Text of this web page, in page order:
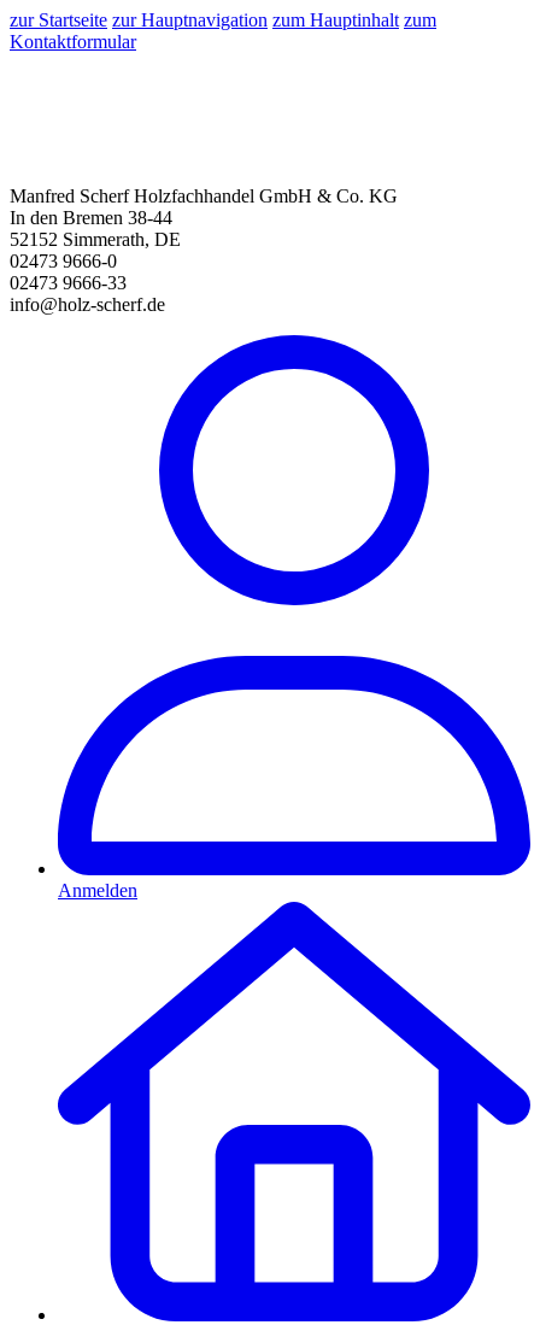
zur Startseite zur Hauptnavigation zum Hauptinhalt zum
Kontaktformular
Manfred Scherf Holzfachhandel GmbH & Co. KG
In den Bremen 38-44
52152 Simmerath, DE
02473 9666-0
02473 9666-33
info@holz-scherf.de
Anmelden